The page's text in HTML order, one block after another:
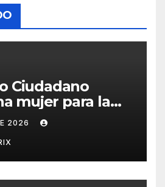
Ciudadano
mujer para la
en Cancún
2026